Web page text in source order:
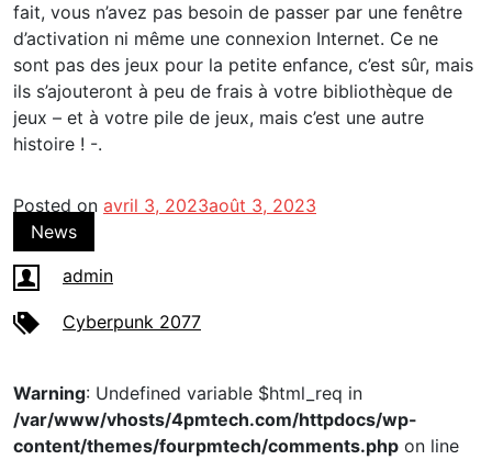
fait, vous n’avez pas besoin de passer par une fenêtre
d’activation ni même une connexion Internet. Ce ne
sont pas des jeux pour la petite enfance, c’est sûr, mais
ils s’ajouteront à peu de frais à votre bibliothèque de
jeux – et à votre pile de jeux, mais c’est une autre
histoire ! -.
Posted on avril 3, 2023août 3, 2023
News
admin
Cyberpunk 2077
Warning: Undefined variable $html_req in
/var/www/vhosts/4pmtech.com/httpdocs/wp-
content/themes/fourpmtech/comments.php on line